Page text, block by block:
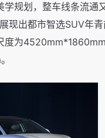
学规划，整车线条流通
现出都市智选SUV年青
度为